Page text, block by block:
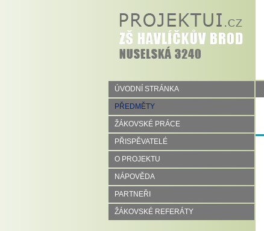
ÚVODNÍ STRÁNKA
PŘEDMĚTY
ŽÁKOVSKÉ PRÁCE
PŘISPĚVATELÉ
O PROJEKTU
NÁPOVĚDA
PARTNEŘI
ŽÁKOVSKÉ REFERÁTY